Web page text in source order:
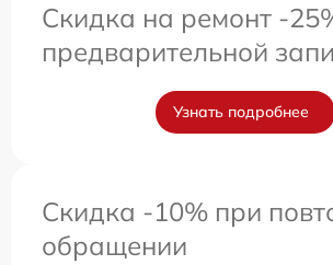
Скидка на ремонт -
предварительной
Узнать подробнее
Скидка -10% при
обращении